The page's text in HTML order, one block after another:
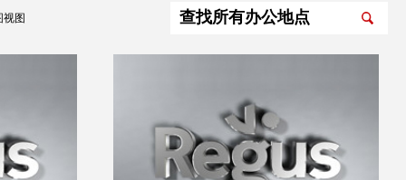
视图